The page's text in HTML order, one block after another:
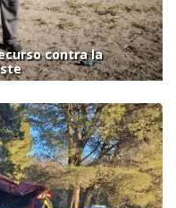
contra la